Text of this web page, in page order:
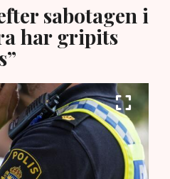
sabotagen i
har gripits